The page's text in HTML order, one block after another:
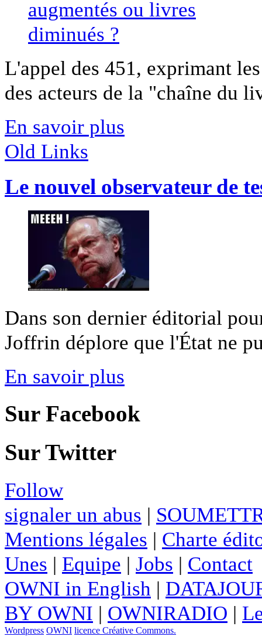
L'appel des 451, exprimant
des acteurs de la "chaîne du
En savoir plus
Old Links
Le nouvel observateur de
Dans son dernier éditorial
Joffrin déplore que l'État ne
En savoir plus
Sur Facebook
Sur Twitter
Follow
signaler un abus |
Mentions légales | Charte
Unes | Equipe | Jobs | Contact
OWNI in English |
BY OWNI | OWNIRADIO |
Wordpress OWNI licence Créative Commons.